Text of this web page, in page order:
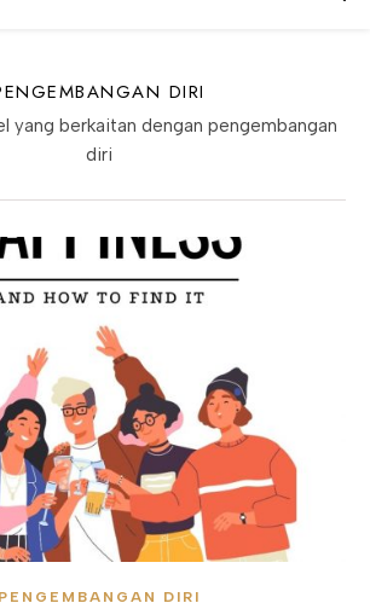
DIRI
yang berkaitan dengan pengembangan
diri
PENGEMBANGAN DIRI